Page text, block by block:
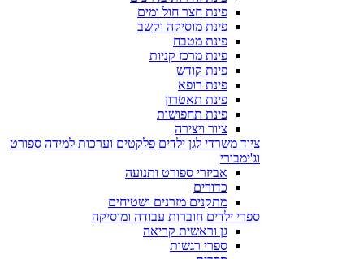
פינת חצר חול ומים
פינת מוסיקה וקשב
פינת מטבח
פינת מרכז קניות
פינת קודש
פינת רופא
פינת תאטרון
פינת תחפושות
ציור ויצירה
ציוד משרדי לגן ילדים פלקטים וערכות למידה ספורט
וג'ימבורי
אביזרי ספורט ותנועה
כדורים
מתקנים מזרנים ושטיחים
ספרי ילדים חוברות עבודה ומוסיקה
גן וראשית קריאה
ספרי רגשות